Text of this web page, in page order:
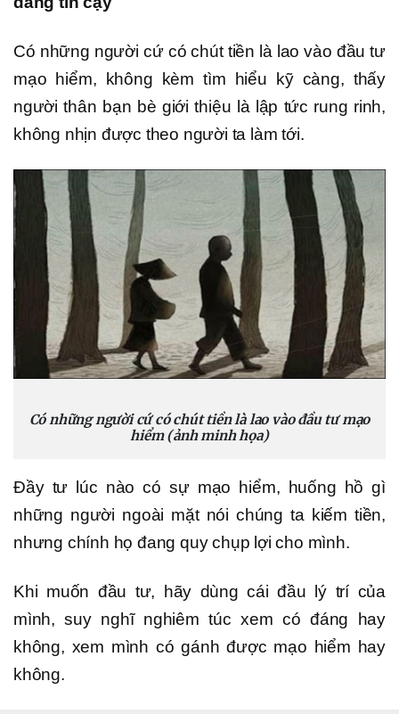
Có những người cứ có chút tiền là lao vào đầu tư
mạo hiểm, không kèm tìm hiểu kỹ càng, thấy
người thân bạn bè giới thiệu là lập tức rung rinh,
không nhịn được theo người ta làm tới.
Có những người cứ có chút tiền là lao vào đầu tư mạo
hiểm (ảnh minh họa)
Đầy tư lúc nào có sự mạo hiểm, huống hồ gì
những người ngoài mặt nói chúng ta kiếm tiền,
nhưng chính họ đang quy chụp lợi cho mình.
Khi muốn đầu tư, hãy dùng cái đầu lý trí của
mình, suy nghĩ nghiêm túc xem có đáng hay
không, xem mình có gánh được mạo hiểm hay
không.